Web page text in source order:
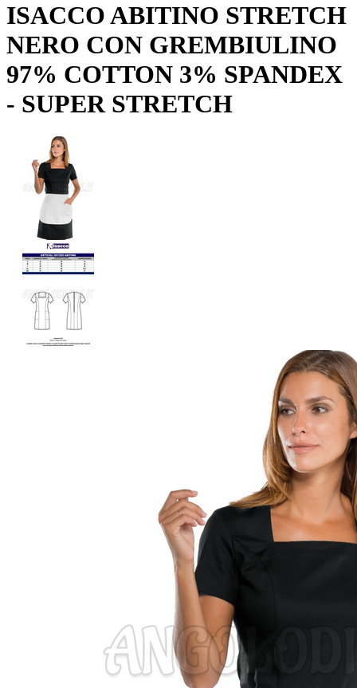
ISACCO ABITINO STRETCH
NERO CON GREMBIULINO
97% COTTON 3% SPANDEX
- SUPER STRETCH